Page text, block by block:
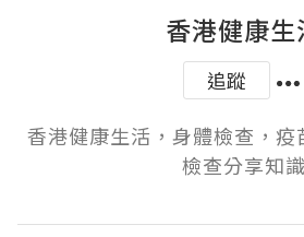
香港健康生
追蹤
香港健康生活，身體檢查，
檢查分享知識